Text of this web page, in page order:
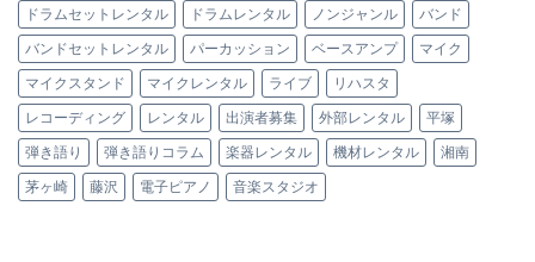
ドラムセットレンタル ドラムレンタル ノンジャンル バンド
バンドセットレンタル パーカッション ベースアンプ マイク
マイクスタンド マイクレンタル ライブ リハスタ
レコーディング レンタル 出演者募集 外部レンタル 平塚
弾き語り 弾き語りコラム 楽器レンタル 機材レンタル 湘南
茅ヶ崎 藤沢 電子ピアノ 音楽スタジオ